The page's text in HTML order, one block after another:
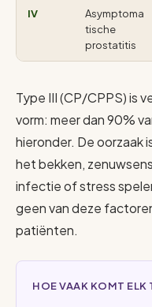
IV
Asymptoma
tische
prostatitis
Type III (CP/CPPS) is
vorm: meer dan 90%
hieronder. De oorzaak
het bekken,
infectie of stress
geen van deze
patiënten.
HOE VAAK KOMT ELK